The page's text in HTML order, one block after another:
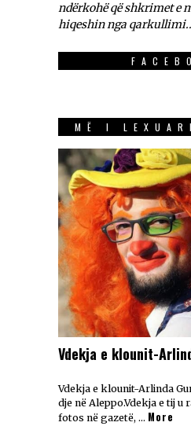
ndërkohë që shkrimet e
hiqeshin nga
MË I
Vdekja e klounit-
Vdekja e klounit-Arlinda
dje në Aleppo.Vdekja e tij u
fotos në gazetë, … More